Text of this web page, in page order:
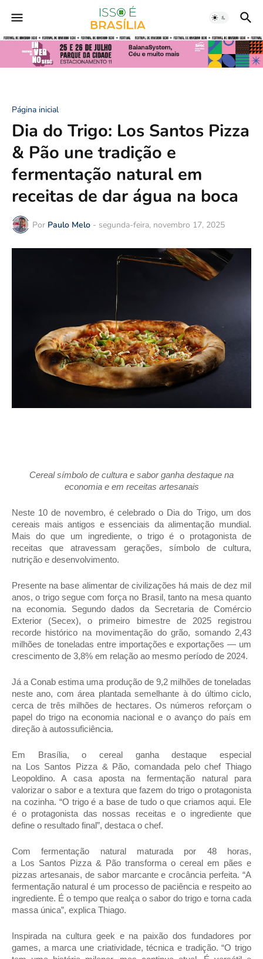
Página inicial
Dia do Trigo: Los Santos Pizza
& Pão une tradição e
fermentação natural em
receitas de dar água na boca
Por Paulo Melo - segunda-feira, novembro 17, 2025
Cereal símbolo de cultura e sabor ganha destaque na
economia e em receitas artesanais
Neste 10 de novembro, é celebrado o Dia do Trigo, um dos
cereais mais antigos e essenciais da alimentação mundial.
Mais do que um ingrediente, o trigo é o protagonista de
receitas que atravessam gerações, símbolo de cultura,
nutrição e desenvolvimento.
Presente na base alimentar de civilizações há mais de dez mil
anos, o trigo segue com força no Brasil, tanto na mesa quanto
na economia. Segundo dados da Secretaria de Comércio
Exterior (Secex), o primeiro bimestre de 2025 registrou
recorde histórico na movimentação do grão, somando 2,43
milhões de toneladas entre importações e exportações — um
crescimento de 3,8% em relação ao mesmo período de 2024.
Já a Conab estima uma produção de 9,2 milhões de toneladas
neste ano, com área plantada semelhante à do último ciclo,
cerca de três milhões de hectares. Os números reforçam o
papel do trigo na economia nacional e o avanço do país em
direção à autossuficiência.
Em Brasília, o cereal ganha destaque especial
na Los Santos Pizza & Pão, comandada pelo chef Thiago
Leopoldino. A casa aposta na fermentação natural para
valorizar o sabor e a textura que fazem do trigo o protagonista
na cozinha. “O trigo é a base de tudo o que criamos aqui. Ele
é o protagonista das nossas receitas e o ingrediente que
define o resultado final”, destaca o chef.
Com fermentação natural maturada por 48 horas,
a Los Santos Pizza & Pão transforma o cereal em pães e
pizzas artesanais, de sabor marcante e crocância perfeita. “A
fermentação natural é um processo de paciência e respeito ao
ingrediente. É o tempo que realça o sabor do trigo e torna cada
massa única”, explica Thiago.
Inspirada na cultura geek e na paixão dos fundadores por
games, a marca une criatividade, técnica e tradição. “O trigo